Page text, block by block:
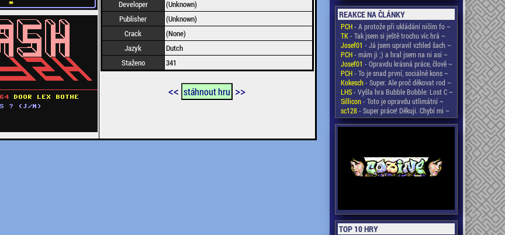
Developer
(Unknown)
Publisher
(Unknown)
Crack
(None)
Jazyk
Dutch
Staženo
341
<< stáhnout hru >>
REAKCE NA ČLÁNKY
PCH- A protože při ukládání ničím fo ~
TK- Tak jsem si ještě trochu víc hrá ~
Josef01 - Já jsem upravil vzhled šach ~
PCH- mám ji ;) a hral jsem na ni asi ~
Josef01 - Opravdu krásná práce, člově ~
PCH- To je snad první, sociálně kons ~
Kokesch- Super. Ale proč děkovat rod ~
LHS- Vyšla hra Bubble Bobble: Lost C ~
Sillicon- Toto je opravdu utlimátní ~
sc128- Super práce! Děkuji. Chybí mi ~
TOP 10 HRY